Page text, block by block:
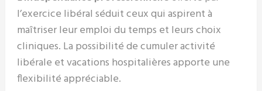
l’exercice libéral séduit ceux qui aspirent à
maîtriser leur emploi du temps et leurs choix
cliniques. La possibilité de cumuler activité
libérale et vacations hospitalières apporte une
flexibilité appréciable.